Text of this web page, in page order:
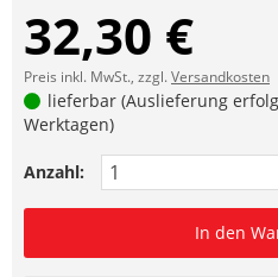
32,30 €
Preis inkl. MwSt., zzgl.Versandkosten
lieferbar (Auslieferung
Werktagen)
Anzahl:
In den